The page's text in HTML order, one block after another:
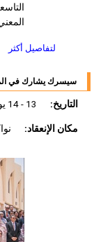
المعني
لتفاصيل أكثر
سيسرك يشارك في
التاريخ:
مكان الإنعقاد: